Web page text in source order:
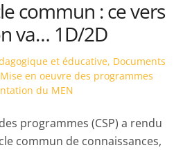
commun : ce vers
va… 1D/2D
et éducative, Documents
Mise en oeuvre des programmes
du MEN
programmes (CSP) a rendu
commun de connaissances,